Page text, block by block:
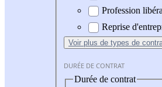
Profession
Reprise
Voir plus de types de
DURÉE DE CONTRAT
Durée de contrat